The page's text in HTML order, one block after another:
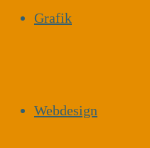
Grafik
Webdesign